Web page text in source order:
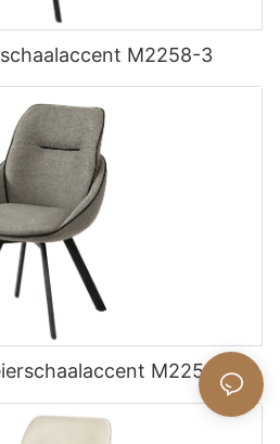
M2258-3
M2258-9